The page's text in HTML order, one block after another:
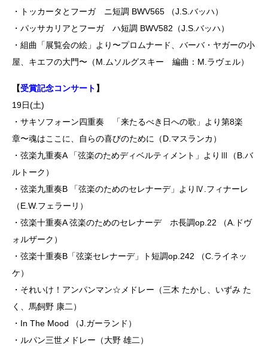
・トッカータとフーガ ニ短調 BWV565 （J.S.バッハ）
・パッサカリアとフーガ ハ短調 BWV582（J.S.バッハ）
・組曲「展覧会の絵」より〜プロムナード、バーバ・ヤガーの小
屋、キエフの大門〜（M.ムソルグスキー 編曲：M.ラヴェル）
【受賞記念コンサート】
19日(土)
・サキソフォーン四重奏 「来たるべき日への歌」より第8楽
章〜魂はここに、自らの喜びのために（D.マスランカ）
・弦楽九重奏A 「弦楽のためディベルティメント」よりⅢ（B.バ
ルトーク）
・弦楽九重奏B 「弦楽のためのセレナーデ」よりⅣ.フィナーレ
（E.W.フェラーリ）
・弦楽十重奏A 弦楽のためのセレナーデ ホ長調op.22 （A.ドヴ
ォルザーク）
・弦楽十重奏B「弦楽セレナーデ」ト短調op.242 （C.ライネッ
ケ）
・それいけ！アンパンマン☆メドレー（三木 たかし、いずみ た
く、馬飼野 康二）
・In The Mood （J.ガーランド）
・ルパン三世メドレー（大野 雄二）